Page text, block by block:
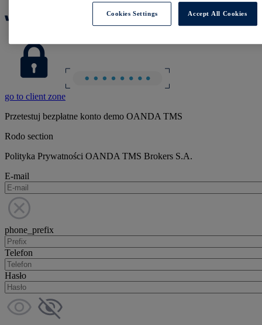
go to client zone
Przetestuj bezpłatne konto demo OANDA TMS
Rodo section
Polityka Prywatności OANDA TMS Brokers S.A.
E-mail
phone_prefix
Telefon
Hasło
Cookies Settings Accept All Cookies